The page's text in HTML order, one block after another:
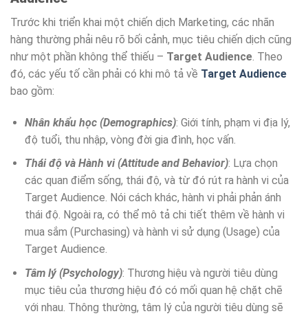
Trước khi triển khai một chiến dịch Marketing, các nhãn
hàng thường phải nêu rõ bối cảnh, mục tiêu chiến dịch cũng
như một phần không thể thiếu – Target Audience . Theo
đó, các yếu tố cần phải có khi mô tả về Target Audience
bao gồm:
Nhân khẩu học (Demographics): Giới tính, phạm vi địa lý,
độ tuổi, thu nhập, vòng đời gia đình, học vấn.
Thái độ và Hành vi (Attitude and Behavior): Lựa chọn
các quan điểm sống, thái độ, và từ đó rút ra hành vi của
Target Audience. Nói cách khác, hành vi phải phản ánh
thái độ. Ngoài ra, có thể mô tả chi tiết thêm về hành vi
mua sắm (Purchasing) và hành vi sử dụng (Usage) của
Target Audience.
Tâm lý (Psychology): Thương hiệu và người tiêu dùng
mục tiêu của thương hiệu đó có mối quan hệ chặt chẽ
với nhau. Thông thường, tâm lý của người tiêu dùng sẽ